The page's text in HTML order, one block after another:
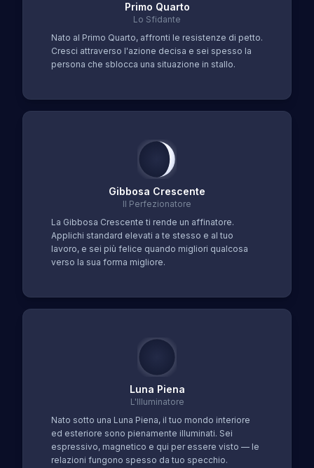
Primo Quarto
Lo Sfidante
Nato al Primo Quarto, affronti le resistenze di petto.
Cresci attraverso l'azione decisa e sei spesso la
persona che sblocca una situazione in stallo.
Gibbosa Crescente
Il Perfezionatore
La Gibbosa Crescente ti rende un affinatore.
Applichi standard elevati a te stesso e al tuo
lavoro, e sei più felice quando migliori qualcosa
verso la sua forma migliore.
Luna Piena
L'Illuminatore
Nato sotto una Luna Piena, il tuo mondo interiore
ed esteriore sono pienamente illuminati. Sei
espressivo, magnetico e qui per essere visto — le
relazioni fungono spesso da tuo specchio.